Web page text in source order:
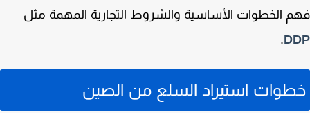
الخطوات الأساسية والشروط التجارية المهمة مثل
.
استيراد السلع من الصين